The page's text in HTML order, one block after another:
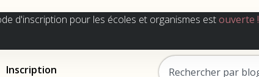
d'inscription pour les écoles et organismes estouverte !
Inscription